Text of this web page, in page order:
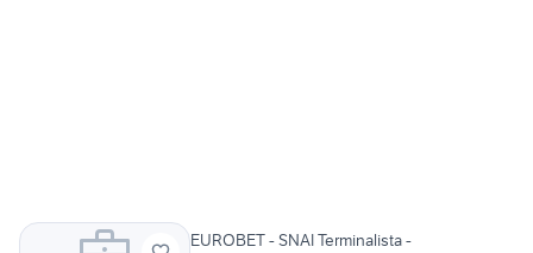
EUROBET - SNAI Terminalista -